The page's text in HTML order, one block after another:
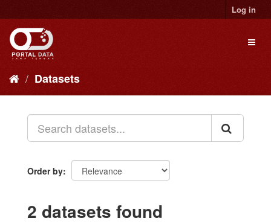
to
content
Log in
Datasets
Order by
2 datasets found